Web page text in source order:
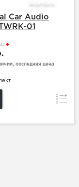
Car Audio
01
последняя цена